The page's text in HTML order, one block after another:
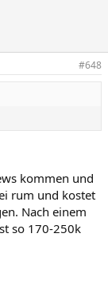
#648
kommen und
rum und kostet
Nach einem
so 170-250k